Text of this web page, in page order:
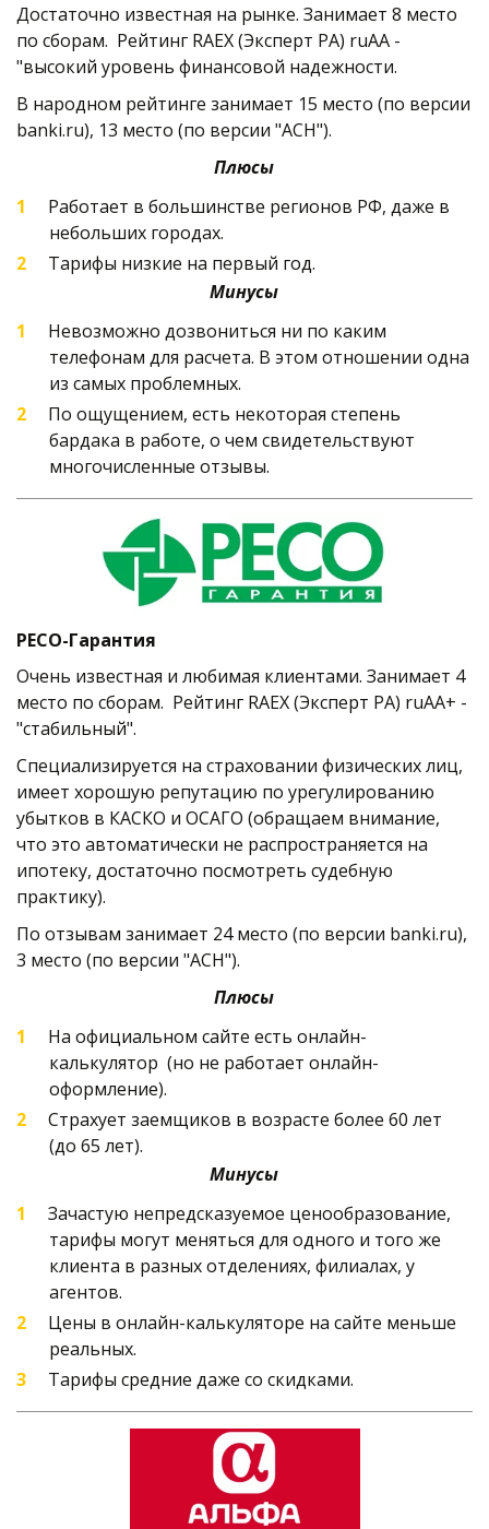
Достаточно известная на рынке. Занимает 8 место
по сборам.  Рейтинг RAEX (Эксперт РА) ruAA -
"высокий уровень финансовой надежности.
В народном рейтинге занимает 15 место (по версии
banki.ru), 13 место (по версии "АСН").
Плюсы
Работает в большинстве регионов РФ, даже в
небольших городах.
Тарифы низкие на первый год.
Минусы
Невозможно дозвониться ни по каким
телефонам для расчета. В этом отношении одна
из самых проблемных.
По ощущением, есть некоторая степень
бардака в работе, о чем свидетельствуют
многочисленные отзывы.
РЕСО-Гарантия
Очень известная и любимая клиентами. Занимает 4
место по сборам.  Рейтинг RAEX (Эксперт РА) ruAA+ -
"стабильный".
Специализируется на страховании физических лиц,
имеет хорошую репутацию по урегулированию
убытков в КАСКО и ОСАГО (обращаем внимание,
что это автоматически не распространяется на
ипотеку, достаточно посмотреть судебную
практику).
По отзывам занимает 24 место (по версии banki.ru),
3 место (по версии "АСН").
Плюсы
На официальном сайте есть онлайн-
калькулятор  (но не работает онлайн-
оформление).
Страхует заемщиков в возрасте более 60 лет
(до 65 лет).
Минусы
Зачастую непредсказуемое ценообразование,
тарифы могут меняться для одного и того же
клиента в разных отделениях, филиалах, у
агентов.
Цены в онлайн-калькуляторе на сайте меньше
реальных.
Тарифы средние даже со скидками.